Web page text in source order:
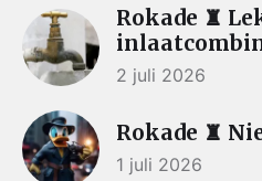
Rokade ♜
2 juli 2026
Rokade ♜
1 juli 2026